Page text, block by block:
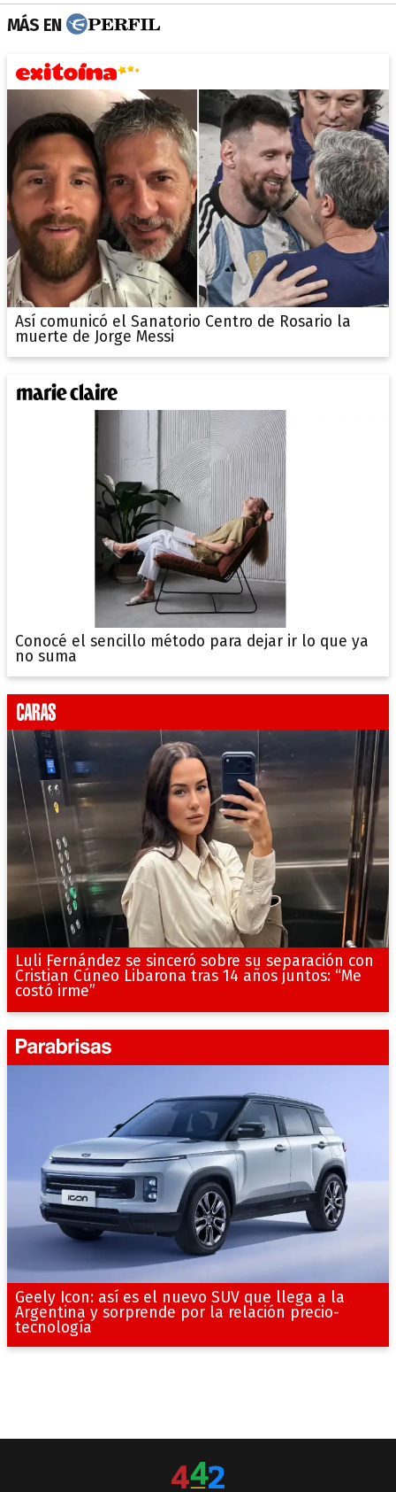
MÁS EN
Así comunicó el Sanatorio Centro de Rosario la
muerte de Jorge Messi
Conocé el sencillo método para dejar ir lo que ya
no suma
Luli Fernández se sinceró sobre su separación con
Cristian Cúneo Libarona tras 14 años juntos: “Me
costó irme”
Geely Icon: así es el nuevo SUV que llega a la
Argentina y sorprende por la relación precio-
tecnología